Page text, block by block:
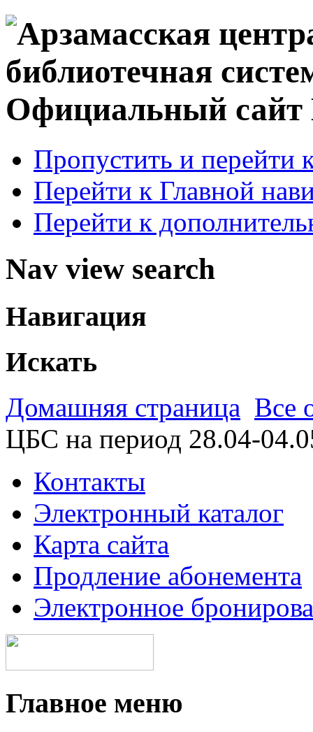
Официальный
Пропустить и перейти
Перейти к Главной
Перейти к
Nav view search
Навигация
Искать
Домашняя страница Все
ЦБС на период 28.04-
Контакты
Электронный каталог
Карта сайта
Продление абонемента
Электронное
Главное меню